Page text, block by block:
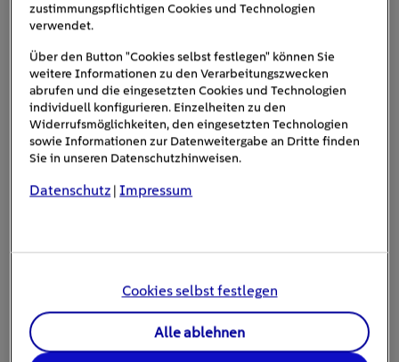
Wenn Sie beim eigenen Haus frei planen können, lohnt
sich der Blick nach draußen. Denn außenliegende
Beschattungfängt die Sonne ab, bevor sie auf die
Fensterscheibe trifft. Der Raum dahinter bleibt dadurch
länger kühl. Innenrollos oder Vorhänge können
zwar blendendes Licht reduzieren, gegen aufgeheizte
Scheiben kommen sie aber nur begrenzt an.
Besonders wirksam sind
Senkrechtmarkisen. Außenrollläden dunkeln stark ab und
Tageslicht in den Raum fällt, direkte Sonne aber draußen
bleibt. Das ist praktisch fürs Wohn- und
Arbeitszimmer, aber auch für die Küche, wo es hell
bleiben soll, ohne dass sich der Raum unnötig aufheizt.
zustimmungspflichtigen Cookies und Technologien
verwendet.
Über den Button "Cookies selbst festlegen" können Sie
weitere Informationen zu den Verarbeitungszwecken
abrufen und die eingesetzten Cookies und Technologien
individuell konfigurieren. Einzelheiten zu den
Widerrufsmöglichkeiten, den eingesetzten Technologien
sowie Informationen zur Datenweitergabe an Dritte finden
Sie in unseren Datenschutzhinweisen.
Datenschutz |Impressum
Cookies selbst festlegen
Alle ablehnen